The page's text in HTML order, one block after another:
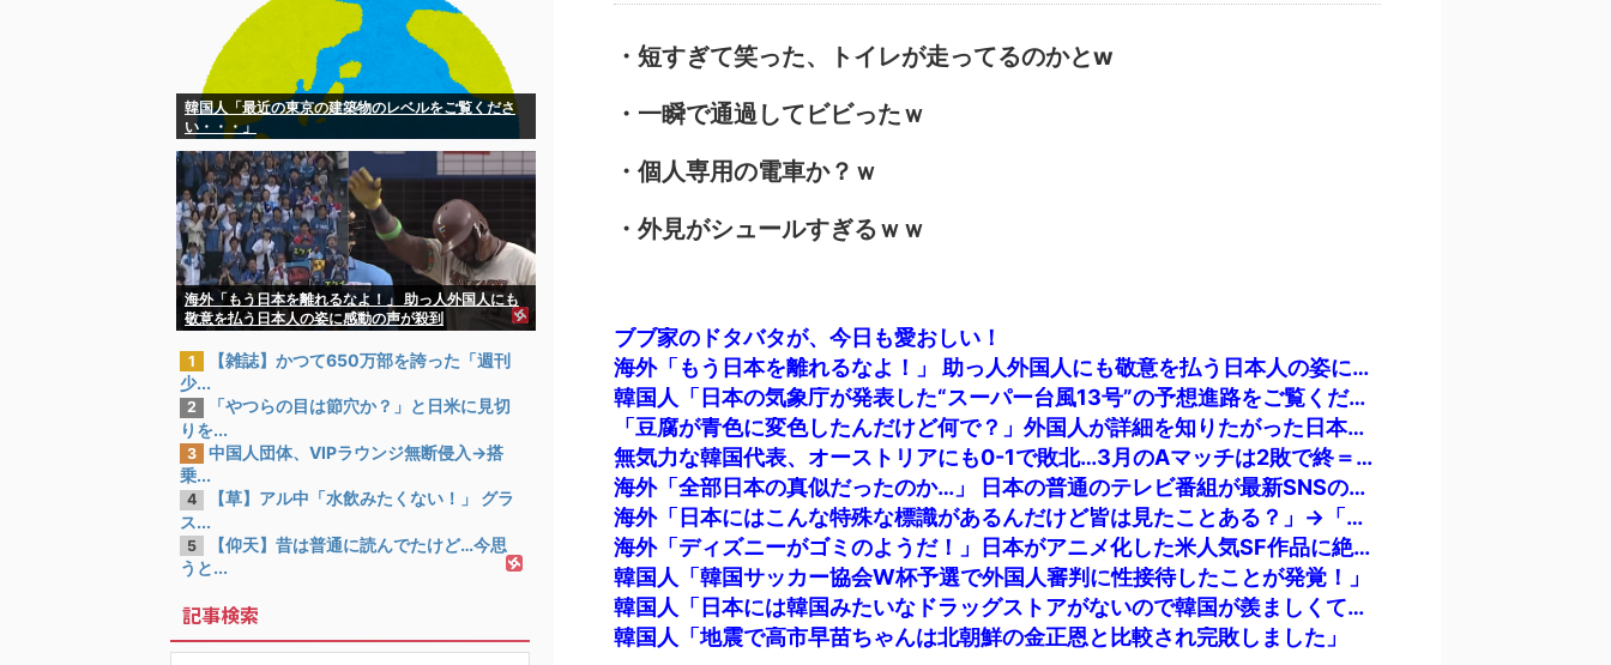
・短すぎて笑った、トイレが走ってるのかとw
・一瞬で通過してビビったｗ
・個人専用の電車か？ｗ
・外見がシュールすぎるｗｗ
ブブ家のドタバタが、今日も愛おしい！
海外「もう日本を離れるなよ！」 助っ人外国人にも敬意を払う日本人の姿に感動の声が殺到
韓国人「日本の気象庁が発表した“スーパー台風13号”の予想進路をご覧ください・・・」→「これ韓国は完全に直撃なんだけど」「信じませんｗｗｗ」
「豆腐が青色に変色したんだけど何で？」外国人が詳細を知りたがった日本のモノ特集
無気力な韓国代表、オーストリアにも0-1で敗北…3月のAマッチは2敗で終＝韓国の反応
海外「全部日本の真似だったのか…」 日本の普通のテレビ番組が最新SNSの数十年先を行っていたと話題に
海外「日本にはこんな特殊な標識があるんだけど皆は見たことある？」→「何これめちゃくちゃ可愛いｗｗ」【海外の反応】
海外「ディズニーがゴミのようだ！」日本がアニメ化した米人気SF作品に絶賛の声が殺到中
韓国人「韓国サッカー協会W杯予選で外国人審判に性接待したことが発覚！」
韓国人「日本には韓国みたいなドラッグストアがないので韓国が羨ましくて羨ましくて仕方がないんだそうです」
韓国人「地震で高市早苗ちゃんは北朝鮮の金正恩と比較され完敗しました」
韓国人「最近の東京の建築物のレベルをご覧くださ
い・・・」
海外「もう日本を離れるなよ！」 助っ人外国人にも
敬意を払う日本人の姿に感動の声が殺到
1
【雑誌】かつて650万部を誇った「週刊
少...
2
「やつらの目は節穴か？」と日米に見切
りを...
3
中国人団体、VIPラウンジ無断侵入→搭
乗...
4
【草】アル中「水飲みたくない！」 グラ
ス...
5
【仰天】昔は普通に読んでたけど…今思
うと...
記事検索